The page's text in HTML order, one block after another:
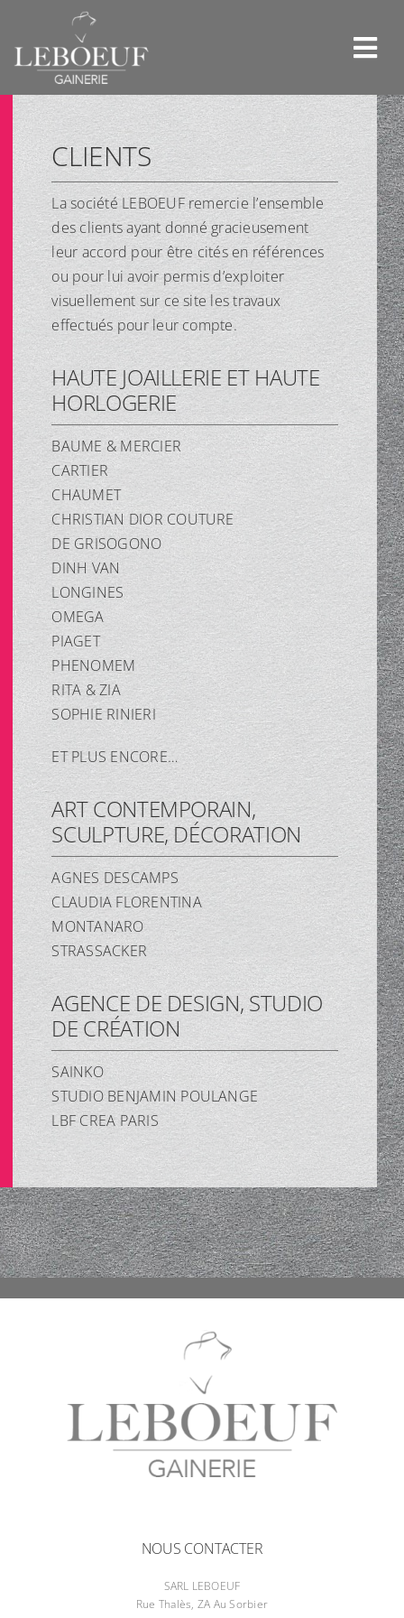
content
CLIENTS
La société LEBOEUF remercie l’ensemble
des clients ayant donné gracieusement
leur accord pour être cités en références
ou pour lui avoir permis d’exploiter
visuellement sur ce site les travaux
effectués pour leur compte.
HAUTE JOAILLERIE ET HAUTE
HORLOGERIE
BAUME & MERCIER
CARTIER
CHAUMET
CHRISTIAN DIOR COUTURE
DE GRISOGONO
DINH VAN
LONGINES
OMEGA
PIAGET
PHENOMEM
RITA & ZIA
SOPHIE RINIERI
ET PLUS ENCORE…
ART CONTEMPORAIN,
SCULPTURE, DÉCORATION
AGNES DESCAMPS
CLAUDIA FLORENTINA
MONTANARO
STRASSACKER
AGENCE DE DESIGN, STUDIO
DE CRÉATION
SAINKO
STUDIO BENJAMIN POULANGE
LBF CREA PARIS
NOUS CONTACTER
SARL LEBOEUF
Rue Thalès, ZA Au Sorbier